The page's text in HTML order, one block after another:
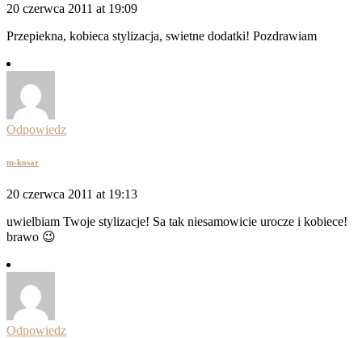
20 czerwca 2011 at 19:09
Przepiekna, kobieca stylizacja, swietne dodatki! Pozdrawiam
Odpowiedz
m-kosar
20 czerwca 2011 at 19:13
uwielbiam Twoje stylizacje! Sa tak niesamowicie urocze i kobiece!
brawo 😉
Odpowiedz